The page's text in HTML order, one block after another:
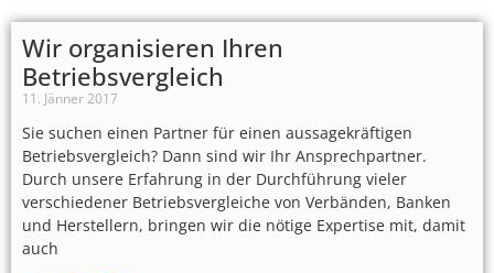
Wir organisieren Ihren
Betriebsvergleich
11. Jänner 2017
Sie suchen einen Partner für einen aussagekräftigen
Betriebsvergleich? Dann sind wir Ihr Ansprechpartner.
Durch unsere Erfahrung in der Durchführung vieler
verschiedener Betriebsvergleiche von Verbänden, Banken
und Herstellern, bringen wir die nötige Expertise mit, damit
auch